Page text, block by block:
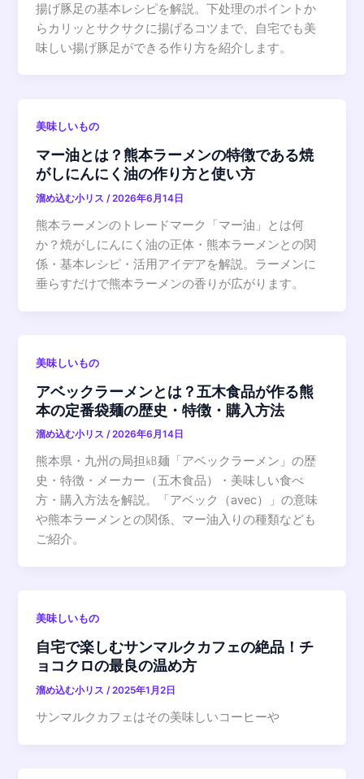
揚げ豚足の基本レシピを解説。下处理のポイントか
らカリッとサクサクに揚げるコツまで、自宅でも美
味しい揚げ豚足ができる作り方を紹介します。
美味しいもの
マー油とは？熊本ラーメンの特徴である焼
がしにんにく油の作り方と使い方
溜め込む小リス/2026年6月14日
熊本ラーメンのトレードマーク「マー油」とは何
か？焼がしにんにく油の正体・熊本ラーメンとの関
係・基本レシピ・活用アイデアを解説。ラーメンに
垂らすだけで熊本ラーメンの香りが広がります。
美味しいもの
アベックラーメンとは？五木食品が作る熊
本の定番袋麺の歴史・特徴・購入方法
溜め込む小リス/2026年6月14日
熊本県・九州の局担㎅麺「アベックラーメン」の歴
史・特徴・メーカー（五木食品）・美味しい食べ
方・購入方法を解説。「アベック（avec）」の意味
や熊本ラーメンとの関係、マー油入りの種類なども
ご紹介。
美味しいもの
自宅で楽しむサンマルクカフェの絶品！チ
ョコクロの最良の温め方
溜め込む小リス/2025年1月2日
サンマルクカフェはその美味しいコーヒーや